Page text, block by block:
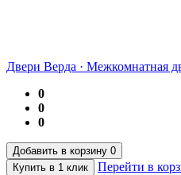
Двери Верда · Межкомнатная
0
0
0
Добавить в корзину 0
Купить в 1 клик
Перейти в